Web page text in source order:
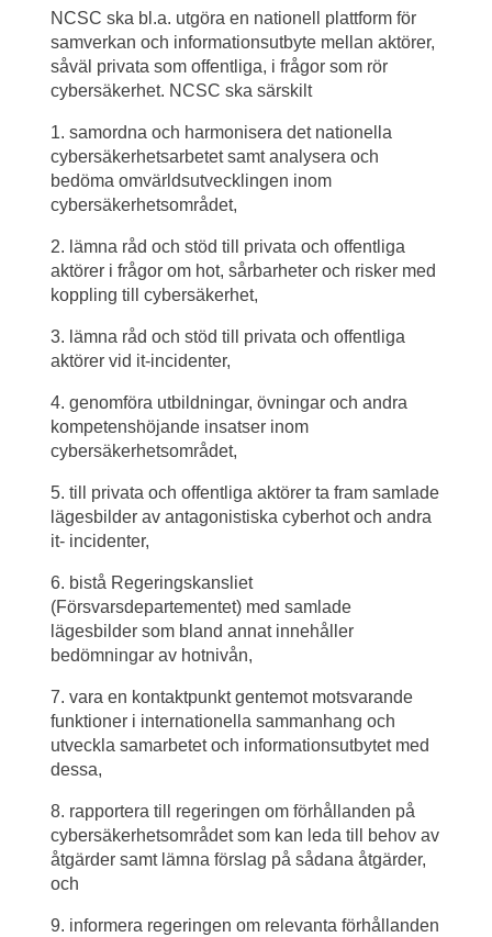
NCSC ska bl.a. utgöra en nationell plattform för
samverkan och informationsutbyte mellan aktörer,
såväl privata som offentliga, i frågor som rör
cybersäkerhet. NCSC ska särskilt
1. samordna och harmonisera det nationella
cybersäkerhetsarbetet samt analysera och
bedöma omvärldsutvecklingen inom
cybersäkerhetsområdet,
2. lämna råd och stöd till privata och offentliga
aktörer i frågor om hot, sårbarheter och risker med
koppling till cybersäkerhet,
3. lämna råd och stöd till privata och offentliga
aktörer vid it-incidenter,
4. genomföra utbildningar, övningar och andra
kompetenshöjande insatser inom
cybersäkerhetsområdet,
5. till privata och offentliga aktörer ta fram samlade
lägesbilder av antagonistiska cyberhot och andra
it- incidenter,
6. bistå Regeringskansliet
(Försvarsdepartementet) med samlade
lägesbilder som bland annat innehåller
bedömningar av hotnivån,
7. vara en kontaktpunkt gentemot motsvarande
funktioner i internationella sammanhang och
utveckla samarbetet och informationsutbytet med
dessa,
8. rapportera till regeringen om förhållanden på
cybersäkerhetsområdet som kan leda till behov av
åtgärder samt lämna förslag på sådana åtgärder,
och
9. informera regeringen om relevanta förhållanden